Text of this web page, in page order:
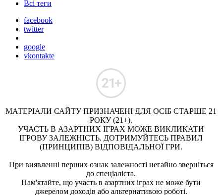
Всі теги
facebook
twitter
google
vkontakte
МАТЕРІАЛИ САЙТУ ПРИЗНАЧЕНІ ДЛЯ ОСІБ СТАРШЕ 21
РОКУ (21+).
УЧАСТЬ В АЗАРТНИХ ІГРАХ МОЖЕ ВИКЛИКАТИ
ІГРОВУ ЗАЛЕЖНІСТЬ. ДОТРИМУЙТЕСЬ ПРАВИЛ
(ПРИНЦИПІВ) ВІДПОВІДАЛЬНОЇ ГРИ.
При виявленні перших ознак залежності негайно зверніться
до спеціаліста.
Пам'ятайте, що участь в азартних іграх не може бути
джерелом доходів або альтернативою роботі.